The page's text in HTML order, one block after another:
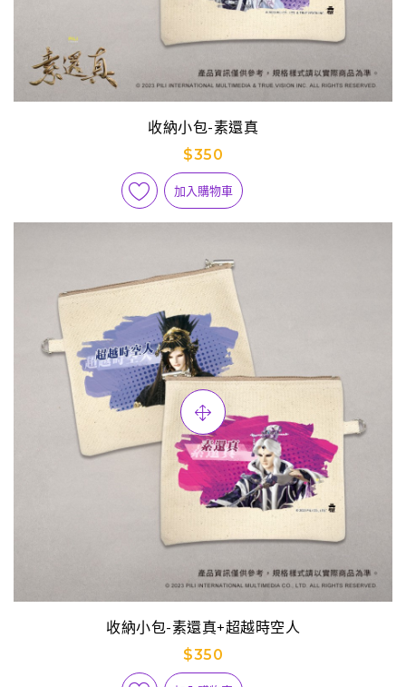
收納小包-素還真
$350
加入購物車
收納小包-素還真+超越時空人
$350